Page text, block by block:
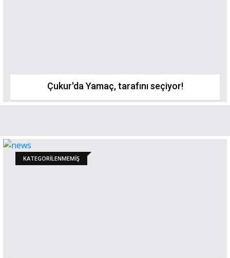
Çukur'da Yamaç, tarafını seçiyor!
KATEGORILENMEMIŞ